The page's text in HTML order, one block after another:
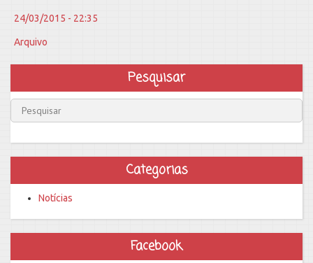
24/03/2015 - 22:35
Arquivo
Pesquisar
Categorias
Notícias
Facebook